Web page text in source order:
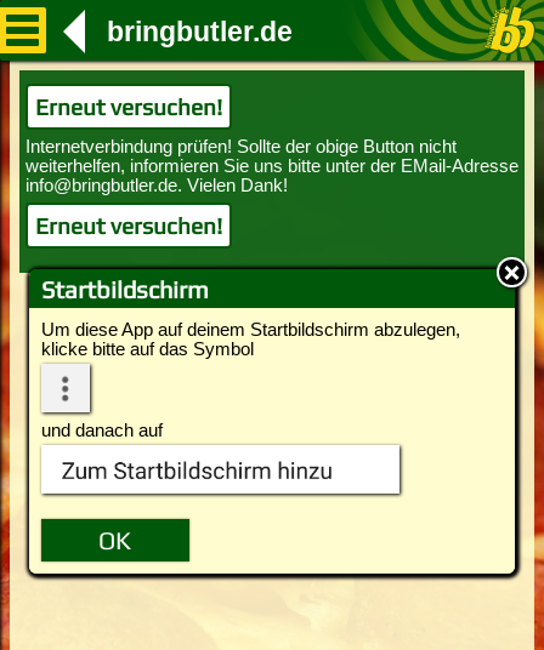
Startbildschirm
Um diese App auf deinem Startbildschirm abzulegen,
klicke bitte auf das Symbol
und danach auf
bringbutler.de
Erneut versuchen!
Erneut versuchen!